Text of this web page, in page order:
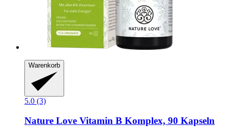
Warenkorb
5.0 (3)
Nature Love Vitamin B Komplex, 90 Kapseln